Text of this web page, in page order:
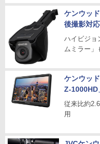
ケンウッ
後撮影対
ハイビジョ
ムミラー」
ケンウッ
Z-1000HD
従来比約
用